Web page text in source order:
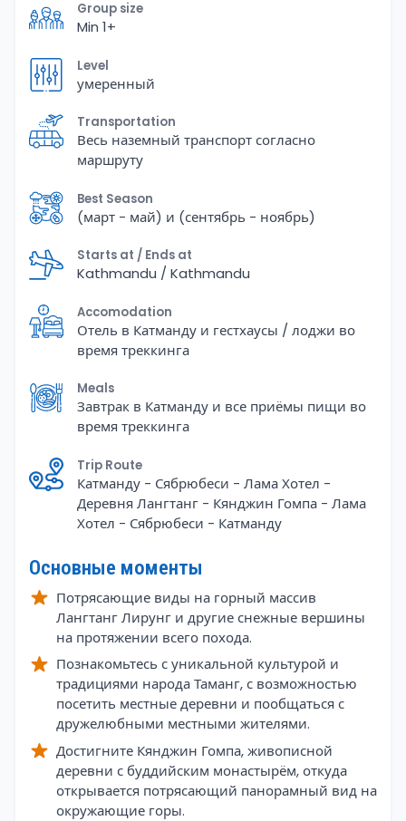
Group size
Min 1+
Level
умеренный
Transportation
Весь наземный транспорт согласно
маршруту
Best Season
(март - май) и (сентябрь - ноябрь)
Starts at / Ends at
Kathmandu / Kathmandu
Accomodation
Отель в Катманду и гестхаусы / лоджи во
время треккинга
Meals
Завтрак в Катманду и все приёмы пищи во
время треккинга
Trip Route
Катманду - Сябрюбеси - Лама Хотел -
Деревня Лангтанг - Кянджин Гомпа - Лама
Хотел - Сябрюбеси - Катманду
Основные моменты
Потрясающие виды на горный массив
Лангтанг Лирунг и другие снежные вершины
на протяжении всего похода.
Познакомьтесь с уникальной культурой и
традициями народа Таманг, с возможностью
посетить местные деревни и пообщаться с
дружелюбными местными жителями.
Достигните Кянджин Гомпа, живописной
деревни с буддийским монастырём, откуда
открывается потрясающий панорамный вид на
окружающие горы.